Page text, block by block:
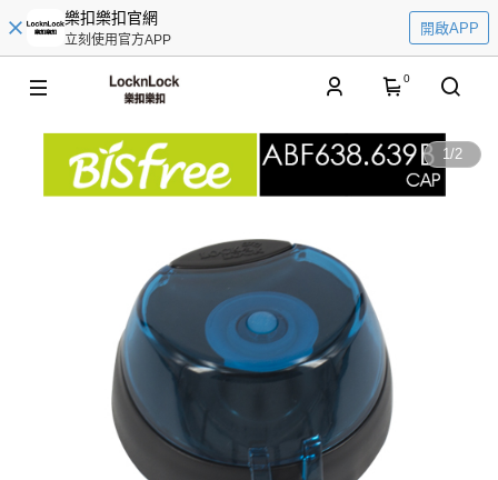
樂扣樂扣官網
立刻使用官方APP
開啟APP
0
1/2